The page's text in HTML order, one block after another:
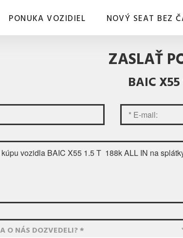
PONUKA VOZIDIEL NOVÝ SEAT BEZ
ZASLAŤ
BAIC
O NÁS DOZVEDELI? *